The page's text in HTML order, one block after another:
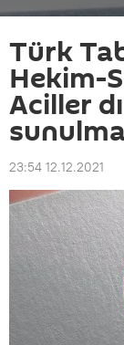
Türk
Hekim-
Aciller
23:54 12.12.2021